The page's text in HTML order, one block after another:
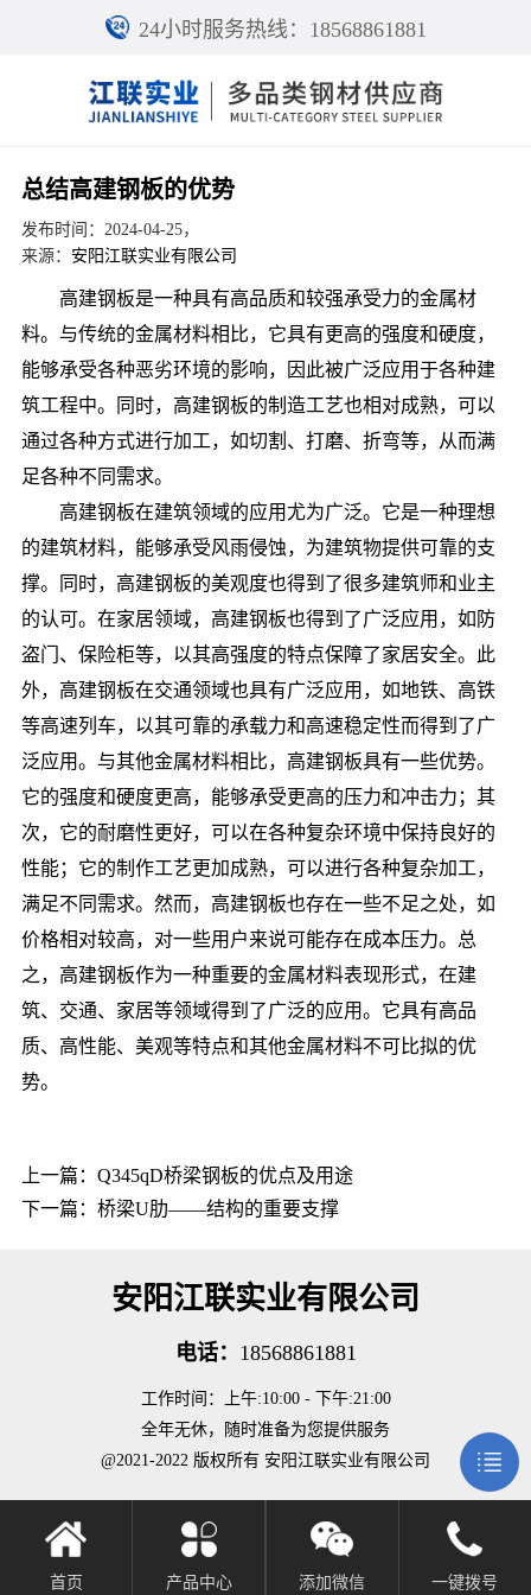
24小时服务热线：18568861881
总结高建钢板的优势
发布时间：2024-04-25，
来源： 安阳江联实业有限公司
高建钢板是一种具有高品质和较强承受力的金属材
料。与传统的金属材料相比，它具有更高的强度和硬度，
能够承受各种恶劣环境的影响，因此被广泛应用于各种建
筑工程中。同时，高建钢板的制造工艺也相对成熟，可以
通过各种方式进行加工，如切割、打磨、折弯等，从而满
足各种不同需求。
高建钢板在建筑领域的应用尤为广泛。它是一种理想
的建筑材料，能够承受风雨侵蚀，为建筑物提供可靠的支
撑。同时，高建钢板的美观度也得到了很多建筑师和业主
的认可。在家居领域，高建钢板也得到了广泛应用，如防
盗门、保险柜等，以其高强度的特点保障了家居安全。此
外，高建钢板在交通领域也具有广泛应用，如地铁、高铁
等高速列车，以其可靠的承载力和高速稳定性而得到了广
泛应用。与其他金属材料相比，高建钢板具有一些优势。
它的强度和硬度更高，能够承受更高的压力和冲击力；其
次，它的耐磨性更好，可以在各种复杂环境中保持良好的
性能；它的制作工艺更加成熟，可以进行各种复杂加工，
满足不同需求。然而，高建钢板也存在一些不足之处，如
价格相对较高，对一些用户来说可能存在成本压力。总
之，高建钢板作为一种重要的金属材料表现形式，在建
筑、交通、家居等领域得到了广泛的应用。它具有高品
质、高性能、美观等特点和其他金属材料不可比拟的优
势。
上一篇： Q345qD桥梁钢板的优点及用途
下一篇： 桥梁U肋——结构的重要支撑
安阳江联实业有限公司
电话： 18568861881
工作时间：上午:10:00 - 下午:21:00
全年无休，随时准备为您提供服务
@2021-2022 版权所有 安阳江联实业有限公司
首页 产品中心 添加微信 一键拨号